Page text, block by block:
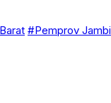
#Pemprov Jambi